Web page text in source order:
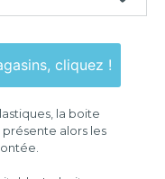
Pour vérifier le stock en magasins, cliquez !
la boite
alors les